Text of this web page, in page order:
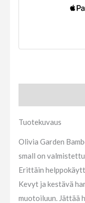
Tuotekuvaus
Olivia Garden
small on
Erittäin
Kevyt ja kestävä
muotoiluun. Jättää